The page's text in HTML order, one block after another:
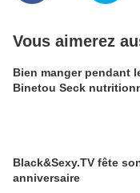
Vous aimerez
Bien manger pendant
Binetou Seck
Black&Sexy.TV fête
anniversaire